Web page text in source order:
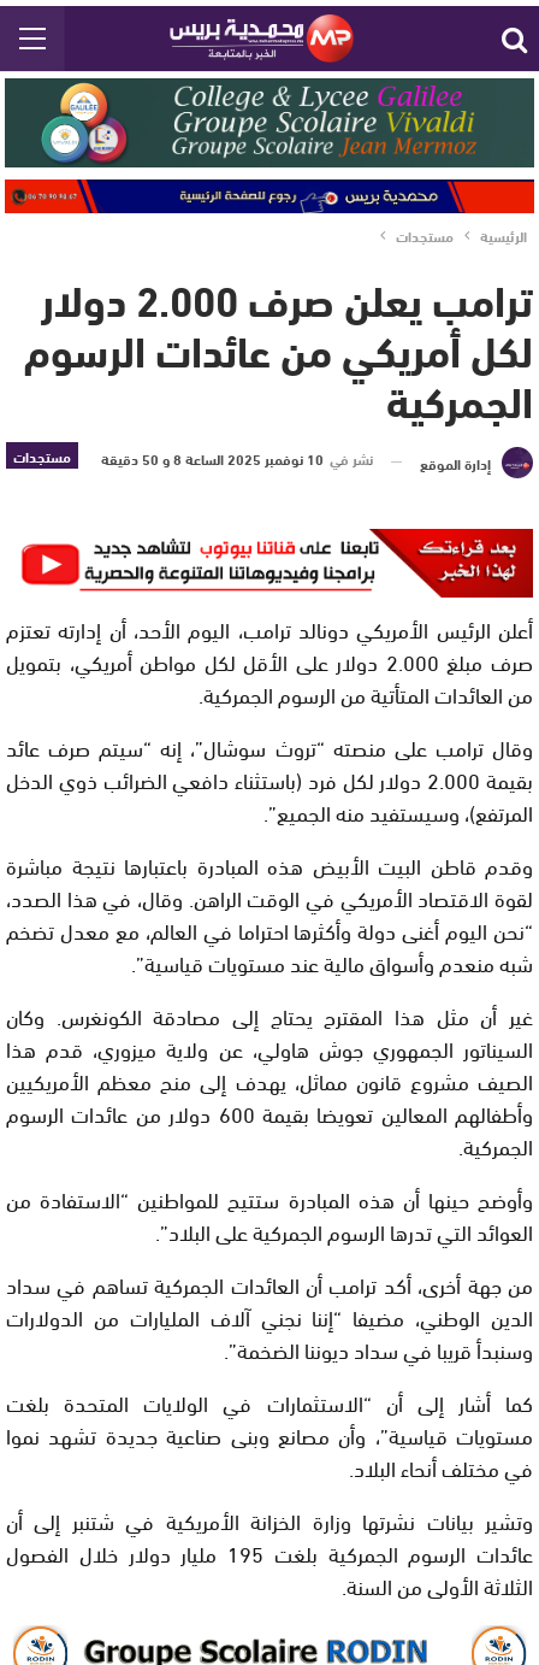
الرئيسية مستجدات
ترامب يعلن صرف 2.000 دولار
لكل أمريكي من عائدات الرسوم
الجمركية
مستجدات إدارة الموقع نشر في 10 نوفمبر 2025 الساعة 8 و 50 دقيقة
أعلن الرئيس الأمريكي دونالد ترامب، اليوم الأحد، أن إدارته تعتزم
صرف مبلغ 2.000 دولار على الأقل لكل مواطن أمريكي، بتمويل
من العائدات المتأتية من الرسوم الجمركية.
وقال ترامب على منصته “تروث سوشال”، إنه “سيتم صرف عائد
بقيمة 2.000 دولار لكل فرد (باستثناء دافعي الضرائب ذوي الدخل
المرتفع)، وسيستفيد منه الجميع”.
وقدم قاطن البيت الأبيض هذه المبادرة باعتبارها نتيجة مباشرة
لقوة الاقتصاد الأمريكي في الوقت الراهن. وقال، في هذا الصدد،
“نحن اليوم أغنى دولة وأكثرها احتراما في العالم، مع معدل تضخم
شبه منعدم وأسواق مالية عند مستويات قياسية”.
غير أن مثل هذا المقترح يحتاج إلى مصادقة الكونغرس. وكان
السيناتور الجمهوري جوش هاولي، عن ولاية ميزوري، قدم هذا
الصيف مشروع قانون مماثل، يهدف إلى منح معظم الأمريكيين
وأطفالهم المعالين تعويضا بقيمة 600 دولار من عائدات الرسوم
الجمركية.
وأوضح حينها أن هذه المبادرة ستتيح للمواطنين “الاستفادة من
العوائد التي تدرها الرسوم الجمركية على البلاد”.
من جهة أخرى، أكد ترامب أن العائدات الجمركية تساهم في سداد
الدين الوطني، مضيفا “إننا نجني آلاف المليارات من الدولارات
وسنبدأ قريبا في سداد ديوننا الضخمة”.
كما أشار إلى أن “الاستثمارات في الولايات المتحدة بلغت
مستويات قياسية”، وأن مصانع وبنى صناعية جديدة تشهد نموا
في مختلف أنحاء البلاد.
وتشير بيانات نشرتها وزارة الخزانة الأمريكية في شتنبر إلى أن
عائدات الرسوم الجمركية بلغت 195 مليار دولار خلال الفصول
الثلاثة الأولى من السنة.